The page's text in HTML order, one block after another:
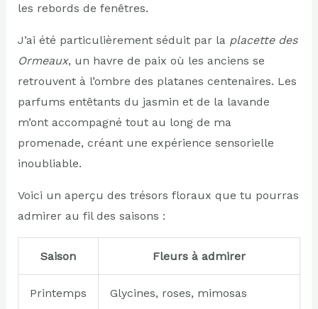
les rebords de fenêtres.
J’ai été particulièrement séduit par la placette des
Ormeaux, un havre de paix où les anciens se
retrouvent à l’ombre des platanes centenaires. Les
parfums entêtants du jasmin et de la lavande
m’ont accompagné tout au long de ma
promenade, créant une expérience sensorielle
inoubliable.
Voici un aperçu des trésors floraux que tu pourras
admirer au fil des saisons :
Saison Fleurs à admirer
Printemps Glycines, roses, mimosas